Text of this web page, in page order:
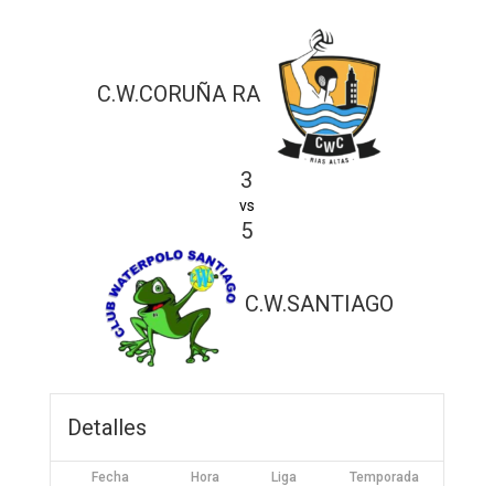
C.W.CORUÑA RA
3
vs
5
C.W.SANTIAGO
Detalles
Fecha Hora Liga Temporada